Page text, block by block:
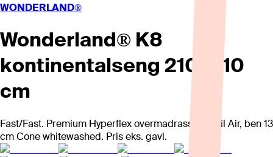
WONDERLAND®
Wonderland® K8
kontinentalseng 210x210
cm
Fast/Fast. Premium Hyperflex overmadrass. Tekstil Air, ben 13
cm Cone whitewashed. Pris eks. gavl.